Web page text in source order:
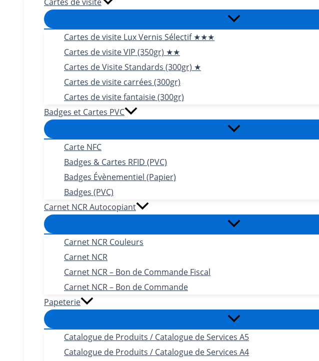
Cartes de visite Lux Vernis Sélectif ★★★
Cartes de visite VIP (350gr) ★★
Cartes de Visite Standards (300gr) ★
Cartes de visite carrées (300gr)
Cartes de visite fantaisie (300gr)
Badges et Cartes PVC
Carte NFC
Badges & Cartes RFID (PVC)
Badges Évènementiel (Papier)
Badges (PVC)
Carnet NCR Autocopiant
Carnet NCR Couleurs
Carnet NCR
Carnet NCR – Bon de Commande Fiscal
Carnet NCR – Bon de Commande
Papeterie
Catalogue de Produits / Catalogue de Services A5
Catalogue de Produits / Catalogue de Services A4